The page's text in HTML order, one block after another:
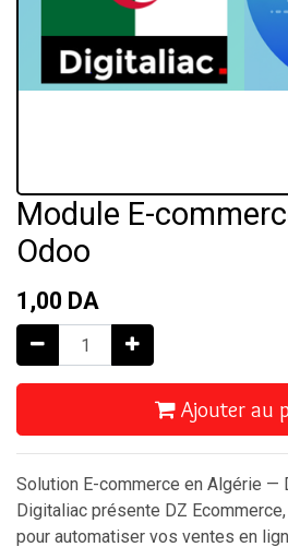
Module E-
Odoo
1,00 DA
Ajouter au
Solution E-commerce en Algérie —
Digitaliac présente DZ
pour automatiser vos ventes en